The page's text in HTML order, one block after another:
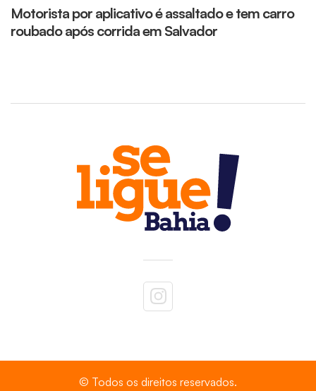
Motorista por aplicativo é assaltado e tem carro
roubado após corrida em Salvador
© Todos os direitos reservados.